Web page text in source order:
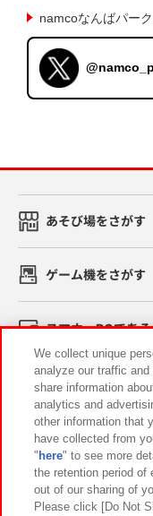
namcoなんばパー
あそび場をさがす
ゲーム機をさがす
スマホ・PCであ
イベント・キャン
関連会社
プライバシーポリシー
We collect unique
analyze our traffic
share information
analytics and
other information that
have collected from
" here" to see more
the retention period of
out of our sharing of
Please click [Do Not